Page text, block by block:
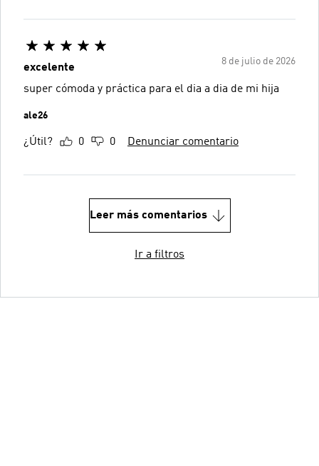
8 de julio de 2026
excelente
super cómoda y práctica para el dia a dia de mi hija
ale26
¿Útil? 0 0 Denunciar comentario
Leer más comentarios
Ir a filtros